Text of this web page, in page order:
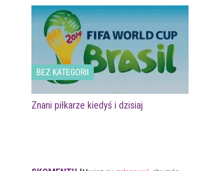
BEZ KATEGORII
Znani piłkarze kiedyś i dzisiaj